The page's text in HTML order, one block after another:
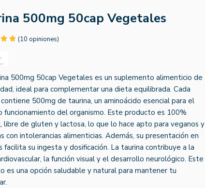
500mg 50cap Vegetales
(10 opiniones)
500mg 50cap Vegetales es un suplemento alimenticio de
ideal para complementar una dieta equilibrada. Cada
500mg de taurina, un aminoácido esencial para el
funcionamiento del organismo. Este producto es 100%
libre de gluten y lactosa, lo que lo hace apto para veganos y
con intolerancias alimenticias. Además, su presentación en
facilita su ingesta y dosificación. La taurina contribuye a la
la función visual y el desarrollo neurológico. Este
es una opción saludable y natural para mantener tu